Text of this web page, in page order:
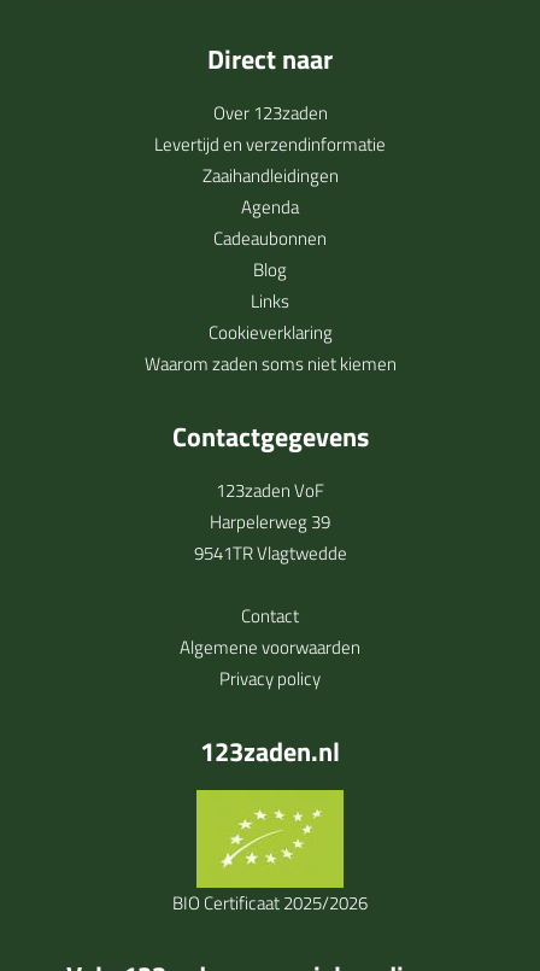
Direct naar
Over 123zaden
Levertijd en verzendinformatie
Zaaihandleidingen
Agenda
Cadeaubonnen
Blog
Links
Cookieverklaring
Waarom zaden soms niet kiemen
Contactgegevens
123zaden VoF
Harpelerweg 39
9541TR Vlagtwedde
Contact
Algemene voorwaarden
Privacy policy
123zaden.nl
BIO Certificaat 2025/2026